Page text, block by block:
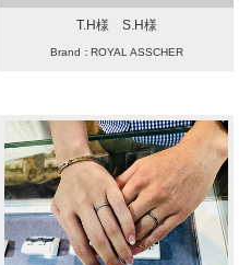
T.H様 S.H様
Brand：ROYAL ASSCHER